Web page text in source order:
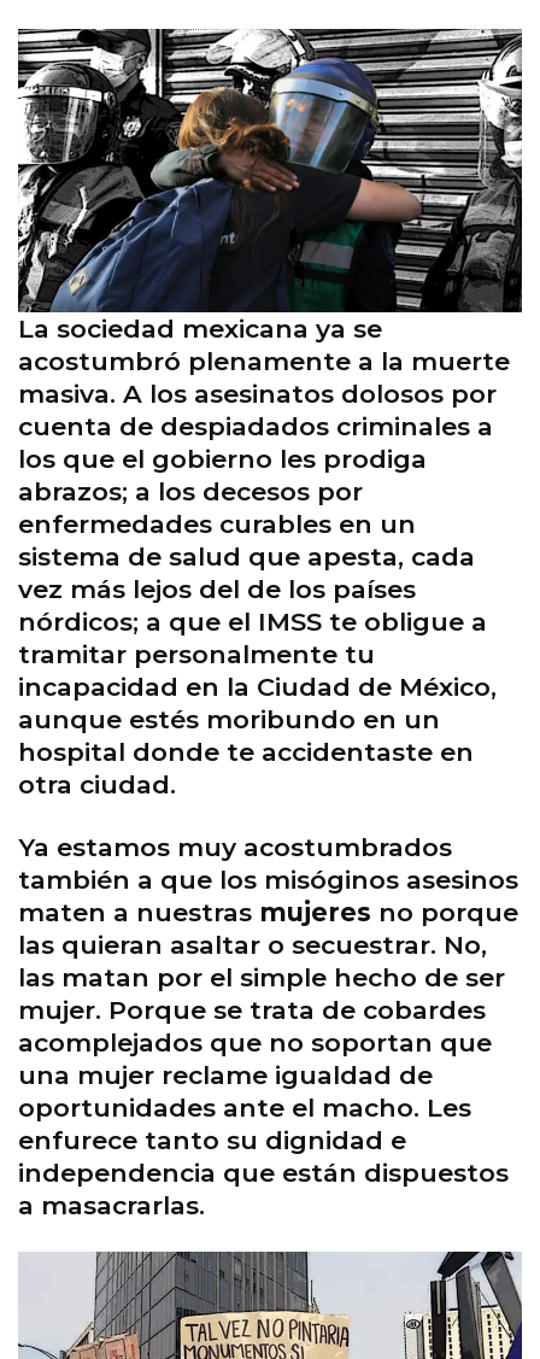
La sociedad mexicana ya se
acostumbró plenamente a la muerte
masiva. A los asesinatos dolosos por
cuenta de despiadados criminales a
los que el gobierno les prodiga
abrazos; a los decesos por
enfermedades curables en un
sistema de salud que apesta, cada
vez más lejos del de los países
nórdicos; a que el IMSS te obligue a
tramitar personalmente tu
incapacidad en la Ciudad de México,
aunque estés moribundo en un
hospital donde te accidentaste en
otra ciudad.
Ya estamos muy acostumbrados
también a que los misóginos asesinos
maten a nuestras mujeres no porque
las quieran asaltar o secuestrar. No,
las matan por el simple hecho de ser
mujer. Porque se trata de cobardes
acomplejados que no soportan que
una mujer reclame igualdad de
oportunidades ante el macho. Les
enfurece tanto su dignidad e
independencia que están dispuestos
a masacrarlas.